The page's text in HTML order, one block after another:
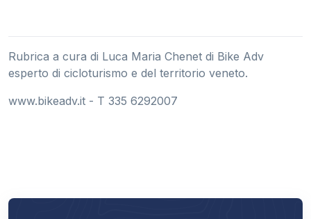
Rubrica a cura di Luca Maria Chenet di Bike Adv
esperto di cicloturismo e del territorio veneto.
www.bikeadv.it - T 335 6292007